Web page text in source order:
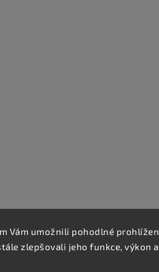
Vám umožnili pohodlné
zlepšovali jeho funkce, výkon